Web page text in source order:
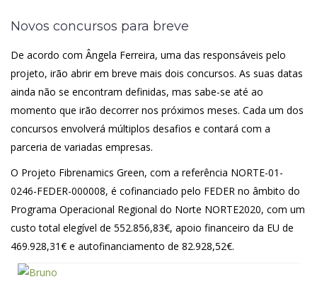
Novos concursos para breve
De acordo com Ângela Ferreira, uma das responsáveis pelo
projeto, irão abrir em breve mais dois concursos. As suas datas
ainda não se encontram definidas, mas sabe-se até ao
momento que irão decorrer nos próximos meses. Cada um dos
concursos envolverá múltiplos desafios e contará com a
parceria de variadas empresas.
O Projeto Fibrenamics Green, com a referência NORTE-01-
0246-FEDER-000008, é cofinanciado pelo FEDER no âmbito do
Programa Operacional Regional do Norte NORTE2020, com um
custo total elegível de 552.856,83€, apoio financeiro da EU de
469.928,31€ e autofinanciamento de 82.928,52€.